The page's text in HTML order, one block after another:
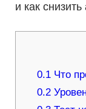
и как
0.1 Что
0.2